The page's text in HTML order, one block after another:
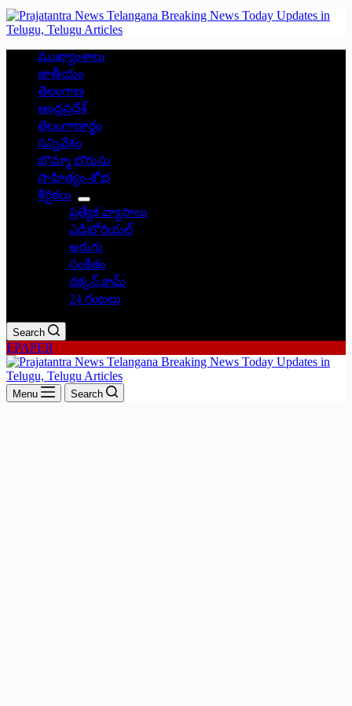
ముఖ్యాంశాలు
జాతీయం
తెలంగాణ
ఆంధ్రప్రదేశ్
తెలంగాణార్థం
సన్నివేశం
బొమ్మా బొరుసు
సాహిత్యం-శోభ
శీర్షికలు
ప్రత్యేక వ్యాసాలు
ఎడిటోరియల్
అరుగు
సంకేతం
దక్కన్.కామ్
24 గంటలు
Search
EPAPER
Menu Search